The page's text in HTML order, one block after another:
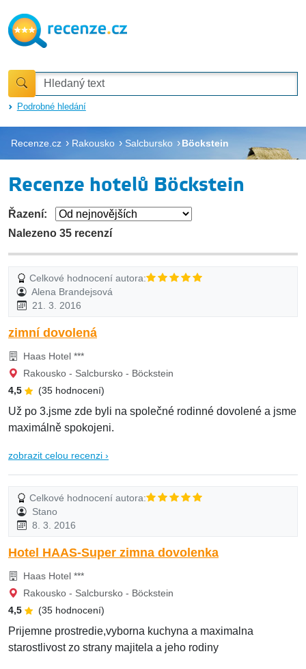
Podrobné hledání
Recenze.cz Rakousko Salcbursko Böckstein
Recenze hotelů Böckstein
Nalezeno 35 recenzí
Řazení:
Celkové hodnocení autora:
Alena Brandejsová
21. 3. 2016
zimní dovolená
Haas Hotel ***
Rakousko - Salcbursko - Böckstein
4,5
(35 hodnocení)
Už po 3.jsme zde byli na společné rodinné dovolené a jsme
maximálně spokojeni.
zobrazit celou recenzi ›
Celkové hodnocení autora:
Stano
8. 3. 2016
Hotel HAAS-Super zimna dovolenka
Haas Hotel ***
Rakousko - Salcbursko - Böckstein
4,5
(35 hodnocení)
Prijemne prostredie,vyborna kuchyna a maximalna
starostlivost zo strany majitela a jeho rodiny